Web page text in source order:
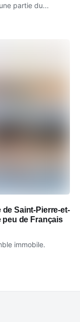
partie du...
Saint-Pierre-et-
peu de Français
immobile.